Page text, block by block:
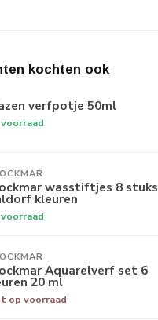
kochten ook
verfpotje 50ml
wasstiftjes 8 stuks
kleuren
Aquarelverf set 6
20 ml
op voorraad